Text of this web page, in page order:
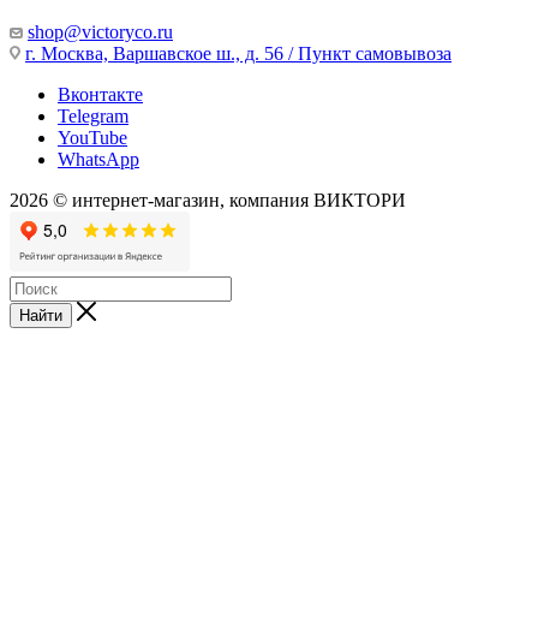
shop@victoryco.ru
г. Москва, Варшавское ш., д. 56 / Пункт самовывоза
Вконтакте
Telegram
YouTube
WhatsApp
2026 © интернет-магазин, компания ВИКТОРИ
Найти